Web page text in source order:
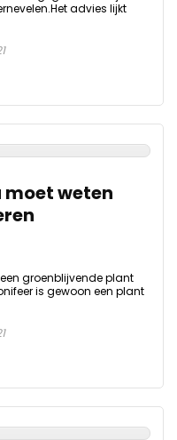
advies lijkt
moet weten
groenblijvende plant
is gewoon een plant